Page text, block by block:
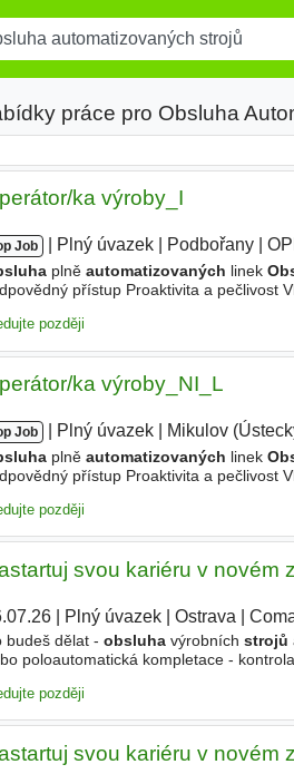
práce pro Obsluha
ka výroby_I
Job Plný úvazek Podbořany
plně automatizovaných linek
přístup Proaktivita a pečlivost
později
ka výroby_NI_L
Job Plný úvazek Mikulov
plně automatizovaných linek
přístup Proaktivita a pečlivost
později
svou kariéru v novém
| Plný úvazek| Ostrava
budeš dělat - obsluhavýrobních strojů
poloautomatická kompletace -
později
svou kariéru v novém